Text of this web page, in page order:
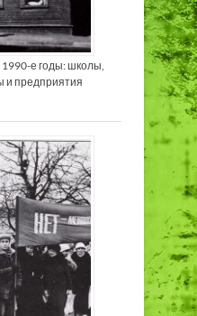
е годы: школы,
и предприятия